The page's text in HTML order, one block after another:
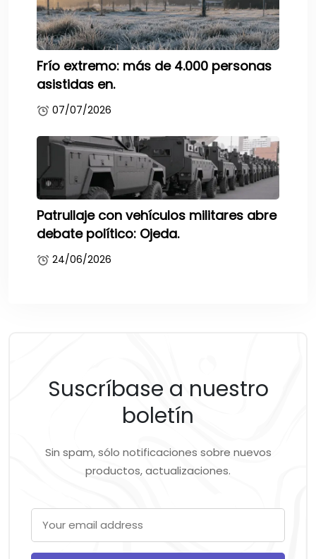
Frío extremo: más de 4.000 personas
asistidas en.
07/07/2026
Patrullaje con vehículos militares abre
debate político: Ojeda.
24/06/2026
Suscríbase a nuestro
boletín
Sin spam, sólo notificaciones sobre nuevos
productos, actualizaciones.